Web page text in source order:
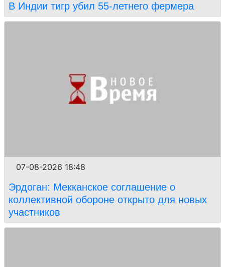
В Индии тигр убил 55-летнего фермера
07-08-2026 18:48
Эрдоган: Мекканское соглашение о
коллективной обороне открыто для новых
участников